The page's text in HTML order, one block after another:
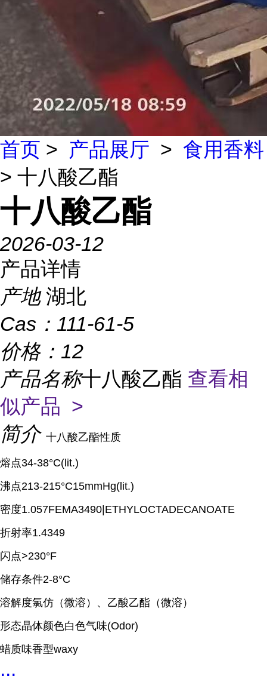
首页 > 产品展厅 > 食用香料
> 十八酸乙酯
十八酸乙酯
2026-03-12
产品详情
产地 湖北
Cas： 111-61-5
价格： 12
产品名称十八酸乙酯 查看相
似产品 >
简介 十八酸乙酯性质
熔点34-38°C(lit.)
沸点213-215°C15mmHg(lit.)
密度1.057FEMA3490|ETHYLOCTADECANOATE
折射率1.4349
闪点>230°F
储存条件2-8°C
溶解度氯仿（微溶）、乙酸乙酯（微溶）
形态晶体颜色白色气味(Odor)
蜡质味香型waxy
...